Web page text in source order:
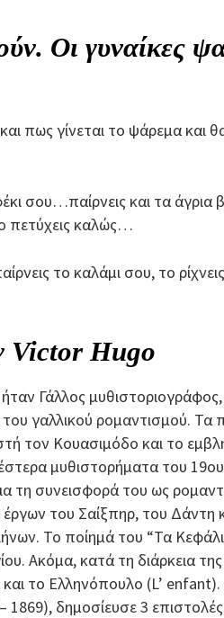
Οι γυναίκες
πως γίνεται το ψάρεμα και
σου…παίρνεις και τα άγρια
πετύχεις καλώς…
το καλάμι σου, το
Victor Hugo
Γάλλος μυθιστοριογράφος,
γαλλικού ρομαντισμού. Τα
τον Κουασιμόδο και το
μυθιστορήματα του
τη συνεισφορά του ως
του Σαίξπηρ, του Δάντη
Το ποίημά του “Τα
Ακόμα, κατά τη διάρκεια
το Ελληνόπουλο (L’
1869), δημοσίευσε 3